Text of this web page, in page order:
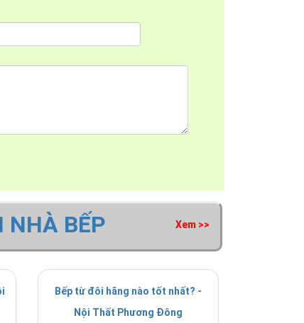
NHÀ BẾP Xem >>
Bếp từ đôi hãng nào tốt nhất? -
Nội Thất Phương Đông